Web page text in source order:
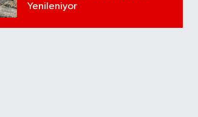
Yenileniyor